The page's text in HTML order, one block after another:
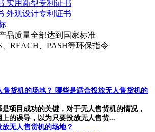
实用新型专利证书
外观设计专利证书
品质量全部达到国家标准
REACH、PASH等环保指令
哪些是适合投放无人售货机的
项目成功的关键，对于无人售货机的情况，
的误导，以为只要投放无人售货...
无人售货机的场地？